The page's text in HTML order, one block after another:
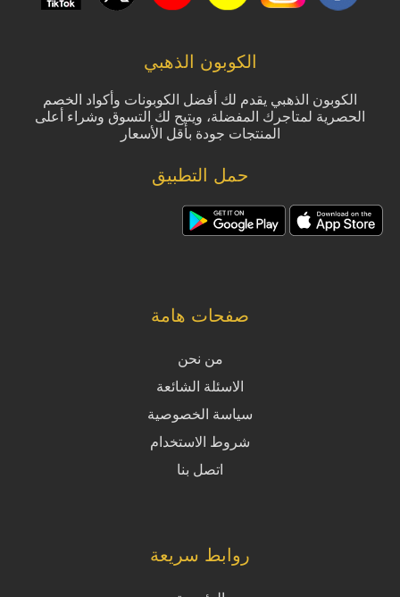
الكوبون الذهبي
الكوبون الذهبي يقدم لك أفضل الكوبونات وأكواد الخصم
الحصرية لمتاجرك المفضلة، ويتيح لك التسوق وشراء أعلى
المنتجات جودة بأقل الأسعار
حمل التطبيق
صفحات هامة
من نحن
الاسئلة الشائعة
سياسة الخصوصية
شروط الاستخدام
اتصل بنا
روابط سريعة